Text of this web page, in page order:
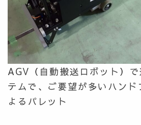
AGV（自動搬送ロボット）
テムで、ご要望が多いハンド
よるパレット